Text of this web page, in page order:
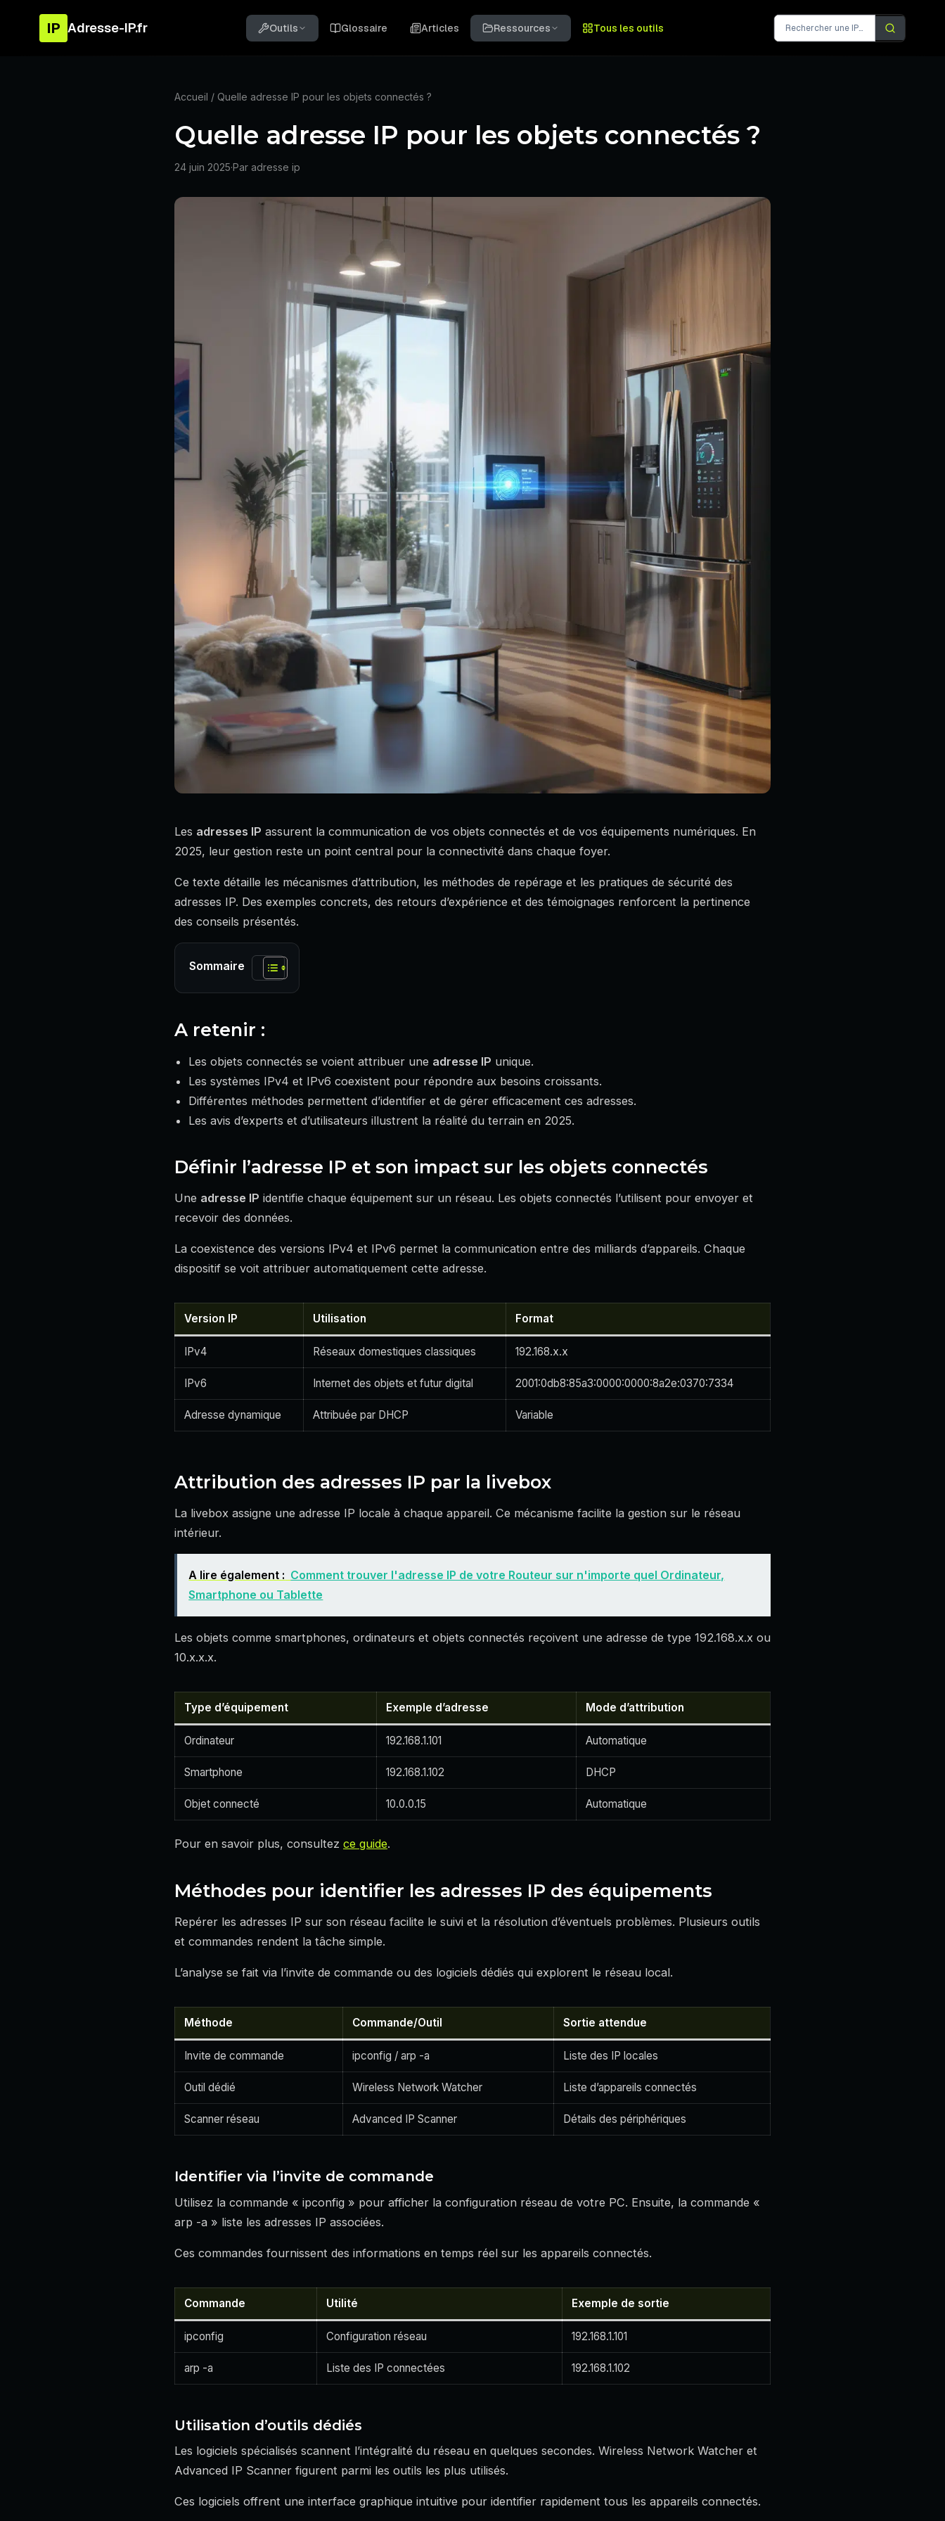
IP Adresse-IP.fr Outils Glossaire Articles Ressources Tous les outils
Accueil / Quelle adresse IP pour les objets connectés ?
Quelle adresse IP pour les objets connectés ?
24 juin 2025·Par adresse ip
Les adresses IP assurent la communication de vos objets connectés et de vos équipements numériques. En
2025, leur gestion reste un point central pour la connectivité dans chaque foyer.
Ce texte détaille les mécanismes d’attribution, les méthodes de repérage et les pratiques de sécurité des
adresses IP. Des exemples concrets, des retours d’expérience et des témoignages renforcent la pertinence
des conseils présentés.
Sommaire
A retenir :
Les objets connectés se voient attribuer une adresse IP unique.
Les systèmes IPv4 et IPv6 coexistent pour répondre aux besoins croissants.
Différentes méthodes permettent d’identifier et de gérer efficacement ces adresses.
Les avis d’experts et d’utilisateurs illustrent la réalité du terrain en 2025.
Définir l’adresse IP et son impact sur les objets connectés
Une adresse IP identifie chaque équipement sur un réseau. Les objets connectés l’utilisent pour envoyer et
recevoir des données.
La coexistence des versions IPv4 et IPv6 permet la communication entre des milliards d’appareils. Chaque
dispositif se voit attribuer automatiquement cette adresse.
Version IP Utilisation Format
IPv4 Réseaux domestiques classiques 192.168.x.x
IPv6 Internet des objets et futur digital 2001:0db8:85a3:0000:0000:8a2e:0370:7334
Adresse dynamique Attribuée par DHCP Variable
Attribution des adresses IP par la livebox
La livebox assigne une adresse IP locale à chaque appareil. Ce mécanisme facilite la gestion sur le réseau
intérieur.
A lire également : Comment trouver l'adresse IP de votre Routeur sur n'importe quel Ordinateur,
Smartphone ou Tablette
Les objets comme smartphones, ordinateurs et objets connectés reçoivent une adresse de type 192.168.x.x ou
10.x.x.x.
Type d’équipement Exemple d’adresse Mode d’attribution
Ordinateur 192.168.1.101 Automatique
Smartphone 192.168.1.102 DHCP
Objet connecté 10.0.0.15 Automatique
Pour en savoir plus, consultez ce guide.
Méthodes pour identifier les adresses IP des équipements
Repérer les adresses IP sur son réseau facilite le suivi et la résolution d’éventuels problèmes. Plusieurs outils
et commandes rendent la tâche simple.
L’analyse se fait via l’invite de commande ou des logiciels dédiés qui explorent le réseau local.
Méthode Commande/Outil Sortie attendue
Invite de commande ipconfig / arp -a Liste des IP locales
Outil dédié Wireless Network Watcher Liste d’appareils connectés
Scanner réseau Advanced IP Scanner Détails des périphériques
Identifier via l’invite de commande
Utilisez la commande « ipconfig » pour afficher la configuration réseau de votre PC. Ensuite, la commande «
arp -a » liste les adresses IP associées.
Ces commandes fournissent des informations en temps réel sur les appareils connectés.
Commande Utilité Exemple de sortie
ipconfig Configuration réseau 192.168.1.101
arp -a Liste des IP connectées 192.168.1.102
Utilisation d’outils dédiés
Les logiciels spécialisés scannent l’intégralité du réseau en quelques secondes. Wireless Network Watcher et
Advanced IP Scanner figurent parmi les outils les plus utilisés.
Ces logiciels offrent une interface graphique intuitive pour identifier rapidement tous les appareils connectés.